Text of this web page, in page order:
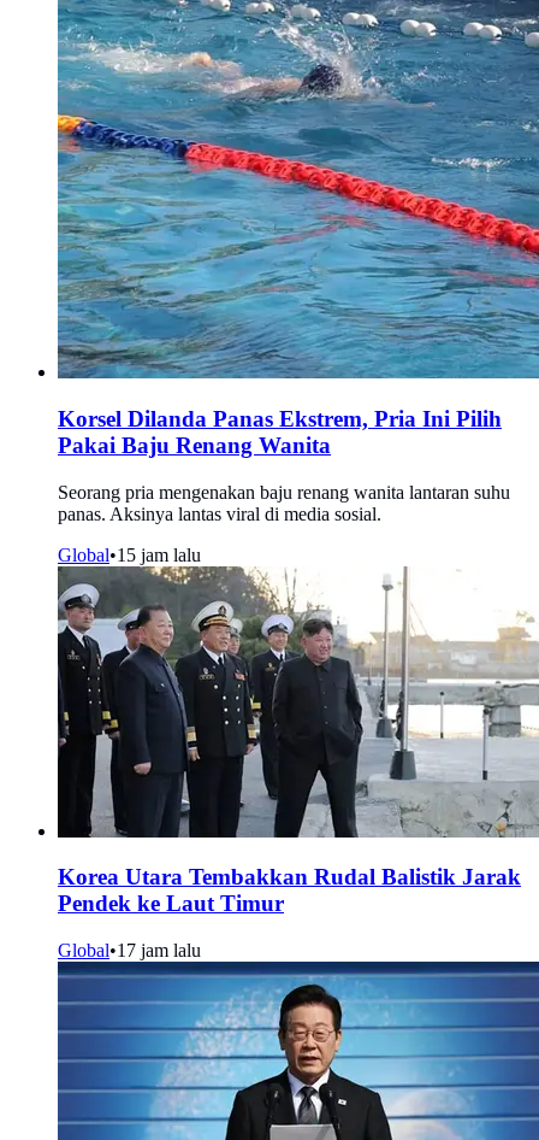
Korsel Dilanda Panas Ekstrem, Pria Ini Pilih
Pakai Baju Renang Wanita
Seorang pria mengenakan baju renang wanita lantaran suhu
panas. Aksinya lantas viral di media sosial.
Global•15 jam lalu
Korea Utara Tembakkan Rudal Balistik Jarak
Pendek ke Laut Timur
Global•17 jam lalu